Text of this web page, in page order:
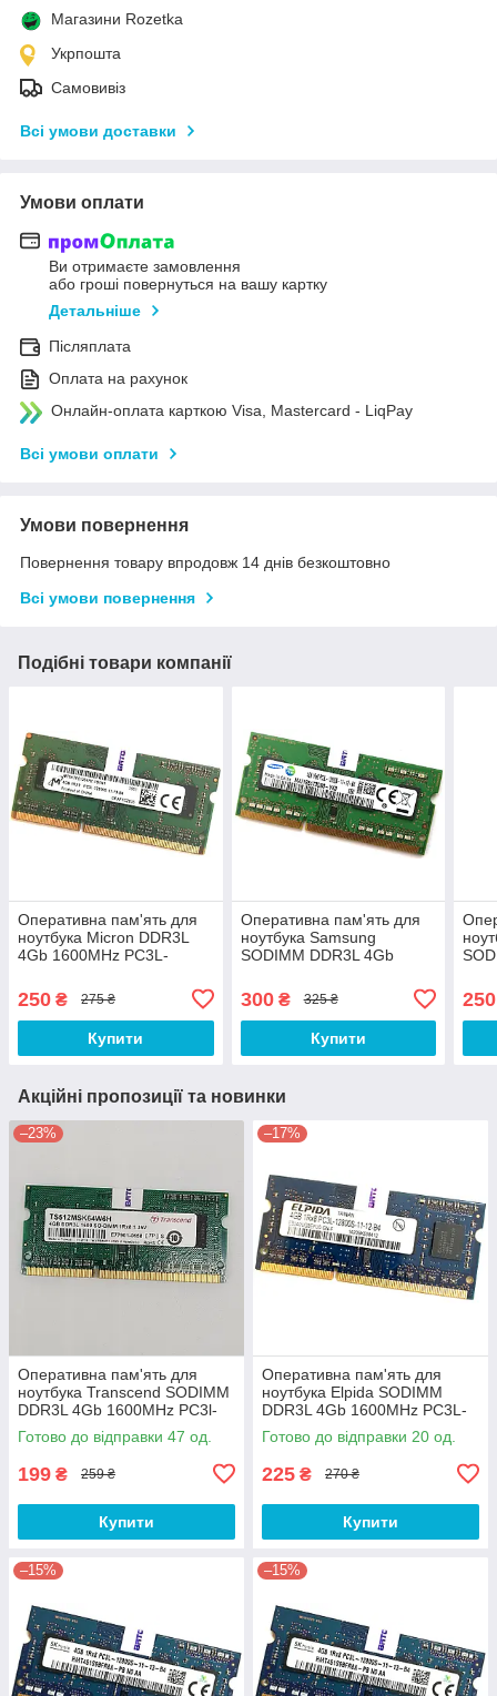
Магазини Rozetka
Укрпошта
Самовивіз
Всі умови доставки
Умови оплати
Ви отримаєте замовлення
або гроші повернуться на вашу картку
Детальніше
Післяплата
Оплата на рахунок
Онлайн-оплата карткою Visa, Mastercard - LiqPay
Всі умови оплати
Умови повернення
Повернення товару впродовж 14 днів безкоштовно
Всі умови повернення
Подібні товари компанії
Оперативна пам'ять для
ноутбука Micron DDR3L
4Gb 1600MHz PC3L-
(MT8KTF51264HZ-1G6N1)
Б/В
250 ₴ 275 ₴
Купити
Оперативна пам'ять для
ноутбука Samsung
SODIMM DDR3L 4Gb
1R8 CL11
(M471B5173DB0-YK0) Б/В
300₴ 325 ₴
Купити
1R8
250
Акційні пропозиції та новинки
–23%
Оперативна пам'ять для
ноутбука Transcend SODIMM
DDR3L 4Gb 1600MHz PC3l-
12800S 1R8 CL11
(TS512MSK64W6H) Б/В
Готово до відправки 47 од.
199 ₴ 259 ₴
Купити
–17%
Оперативна пам'ять для
ноутбука Elpida SODIMM
DDR3L 4Gb 1600MHz PC3L-
12800s 1R8 CL11
(EBJ40UG8EFU0-GN-F) Б/В
Готово до відправки 20 од.
225 ₴ 270 ₴
Купити
–15% –15%